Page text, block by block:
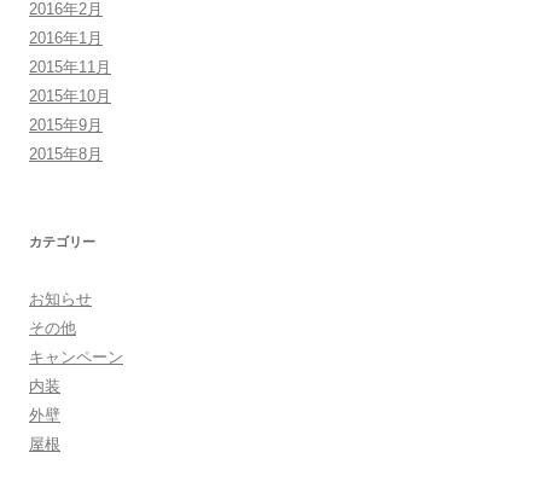
2016年2月
2016年1月
2015年11月
2015年10月
2015年9月
2015年8月
カテゴリー
お知らせ
その他
キャンペーン
内装
外壁
屋根